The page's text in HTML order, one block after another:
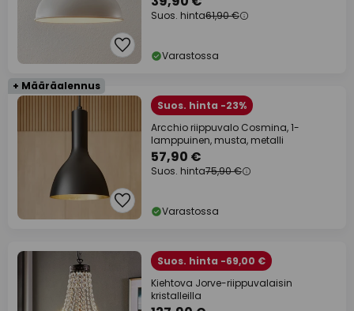
Suos. hinta61,90 €
Varastossa
+ Määräalennus
Suos. hinta -23%
Arcchio riippuvalo Cosmina, 1-
lamppuinen, musta, metalli
57,90 €
Suos. hinta75,90 €
Varastossa
Suos. hinta -69,00 €
Kiehtova Jorve-riippuvalaisin
kristalleilla